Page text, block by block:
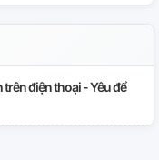
điện thoại - Yêu để